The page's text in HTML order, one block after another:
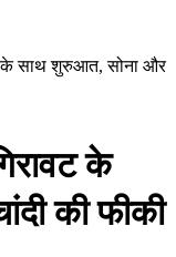
के साथ शुरुआत, सोना और
के
की फीकी